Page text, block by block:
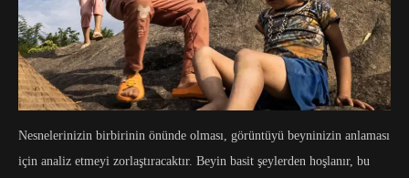
Nesnelerinizin birbirinin önünde olması, görüntüyü beyninizin anlaması
için analiz etmeyi zorlaştıracaktır. Beyin basit şeylerden hoşlanır, bu